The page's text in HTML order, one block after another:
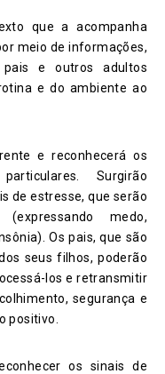
que a acompanha
meio de informações,
e outros adultos
e do ambiente ao
e reconhecerá os
Surgirão
de estresse, que serão
medo,
Os pais, que são
seus filhos, poderão
los e retransmitir
segurança e
positivo.
os sinais de